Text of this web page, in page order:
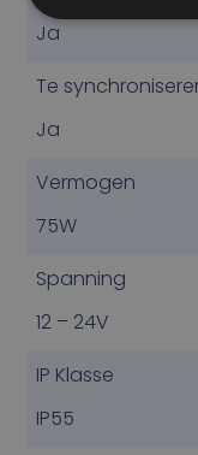
Ja
Te
Ja
Vermogen
75W
Spanning
12 – 24V
IP Klasse
IP55